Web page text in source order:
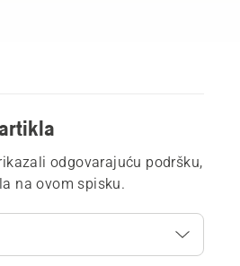
odgovarajuću podršku,
na ovom spisku.